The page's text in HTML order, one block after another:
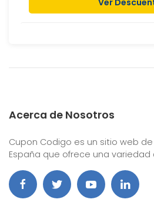
Ver
Acerca de Nosotros
Cupon Codigo es un sitio web
España que ofrece una